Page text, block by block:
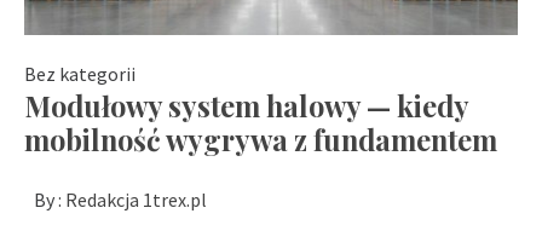
Bez kategorii
Modułowy system halowy — kiedy
mobilność wygrywa z fundamentem
By : Redakcja 1trex.pl